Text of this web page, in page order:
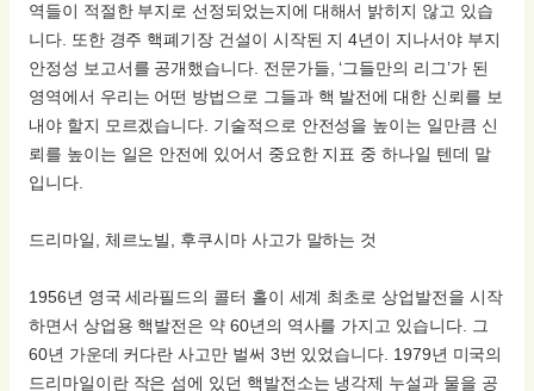
역들이 적절한 부지로 선정되었는지에 대해서 밝히지 않고 있습
니다. 또한 경주 핵폐기장 건설이 시작된 지 4년이 지나서야 부지
안정성 보고서를 공개했습니다. 전문가들, ‘그들만의 리그’가 된
영역에서 우리는 어떤 방법으로 그들과 핵 발전에 대한 신뢰를 보
내야 할지 모르겠습니다. 기술적으로 안전성을 높이는 일만큼 신
뢰를 높이는 일은 안전에 있어서 중요한 지표 중 하나일 텐데 말
입니다.
드리마일, 체르노빌, 후쿠시마 사고가 말하는 것
1956년 영국 세라필드의 콜터 홀이 세계 최초로 상업발전을 시작
하면서 상업용 핵발전은 약 60년의 역사를 가지고 있습니다. 그
60년 가운데 커다란 사고만 벌써 3번 있었습니다. 1979년 미국의
드리마일이란 작은 섬에 있던 핵발전소는 냉각제 누설과 물을 공